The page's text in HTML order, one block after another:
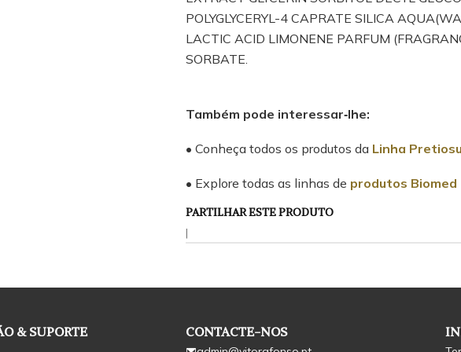
POLYGLYCERYL-4 CAPRATE SILICA
LACTIC ACID LIMONENE PARFUM
SORBATE.
Também pode interessar‑lhe:
• Conheça todos os produtos da Linha
• Explore todas as linhas de produtos Biomed
PARTILHAR ESTE PRODUTO
|
& SUPORTE CONTACTE-NOS